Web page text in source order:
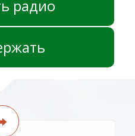
радио